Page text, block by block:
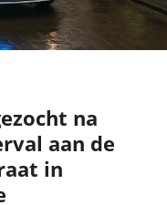
na
aan de
in